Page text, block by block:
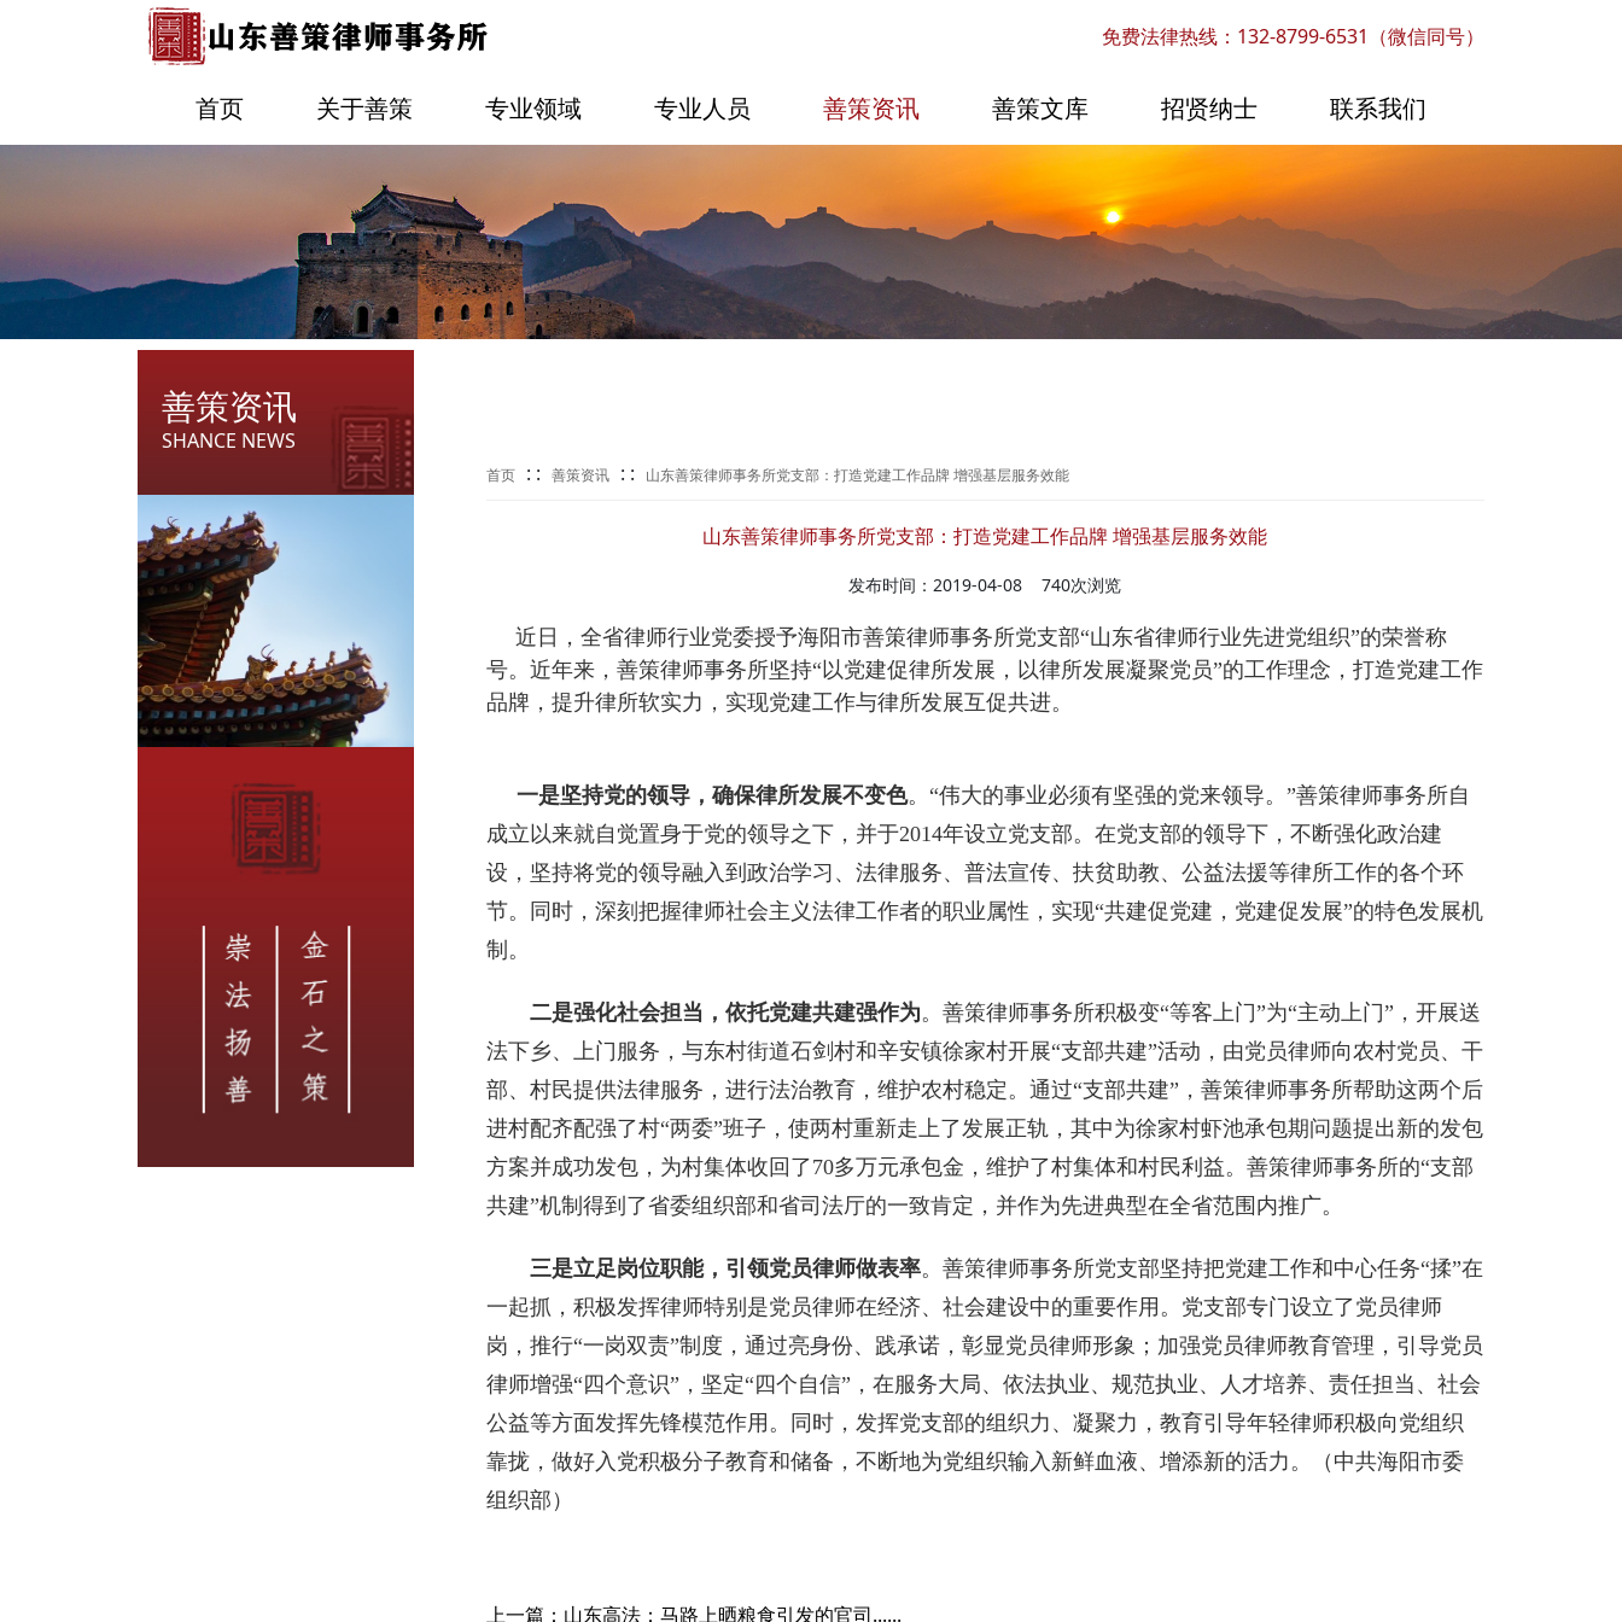
免费法律热线：132-8799-6531（微信同号）
首页 关于善策 专业领域 专业人员 善策资讯 善策文库 招贤纳士 联系我们
善策资讯
SHANCE NEWS
首页 : : 善策资讯 : : 山东善策律师事务所党支部：打造党建工作品牌 增强基层服务效能
山东善策律师事务所党支部：打造党建工作品牌 增强基层服务效能
发布时间：2019-04-08740次浏览
近日，全省律师行业党委授予海阳市善策律师事务所党支部“山东省律师行业先进党组织”的荣誉称
号。近年来，善策律师事务所坚持“以党建促律所发展，以律所发展凝聚党员”的工作理念，打造党建工作
品牌，提升律所软实力，实现党建工作与律所发展互促共进。
一是坚持党的领导，确保律所发展不变色。“伟大的事业必须有坚强的党来领导。”善策律师事务所自
成立以来就自觉置身于党的领导之下，并于2014年设立党支部。在党支部的领导下，不断强化政治建
设，坚持将党的领导融入到政治学习、法律服务、普法宣传、扶贫助教、公益法援等律所工作的各个环
节。同时，深刻把握律师社会主义法律工作者的职业属性，实现“共建促党建，党建促发展”的特色发展机
制。
二是强化社会担当，依托党建共建强作为。善策律师事务所积极变“等客上门”为“主动上门”，开展送
法下乡、上门服务，与东村街道石剑村和辛安镇徐家村开展“支部共建”活动，由党员律师向农村党员、干
部、村民提供法律服务，进行法治教育，维护农村稳定。通过“支部共建”，善策律师事务所帮助这两个后
进村配齐配强了村“两委”班子，使两村重新走上了发展正轨，其中为徐家村虾池承包期问题提出新的发包
方案并成功发包，为村集体收回了70多万元承包金，维护了村集体和村民利益。善策律师事务所的“支部
共建”机制得到了省委组织部和省司法厅的一致肯定，并作为先进典型在全省范围内推广。
三是立足岗位职能，引领党员律师做表率。善策律师事务所党支部坚持把党建工作和中心任务“揉”在
一起抓，积极发挥律师特别是党员律师在经济、社会建设中的重要作用。党支部专门设立了党员律师
岗，推行“一岗双责”制度，通过亮身份、践承诺，彰显党员律师形象；加强党员律师教育管理，引导党员
律师增强“四个意识”，坚定“四个自信”，在服务大局、依法执业、规范执业、人才培养、责任担当、社会
公益等方面发挥先锋模范作用。同时，发挥党支部的组织力、凝聚力，教育引导年轻律师积极向党组织
靠拢，做好入党积极分子教育和储备，不断地为党组织输入新鲜血液、增添新的活力。（中共海阳市委
组织部）
上一篇：山东高法：马路上晒粮食引发的官司......